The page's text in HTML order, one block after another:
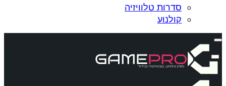
סדרות טלוויזיה
קולנוע